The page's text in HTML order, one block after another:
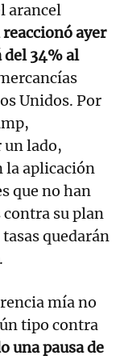
arancel
ayer
34% al
Unidos. Por
lado,
la aplicación
que no han
su plan
quedarán
mía no
tipo contra
una pausa de